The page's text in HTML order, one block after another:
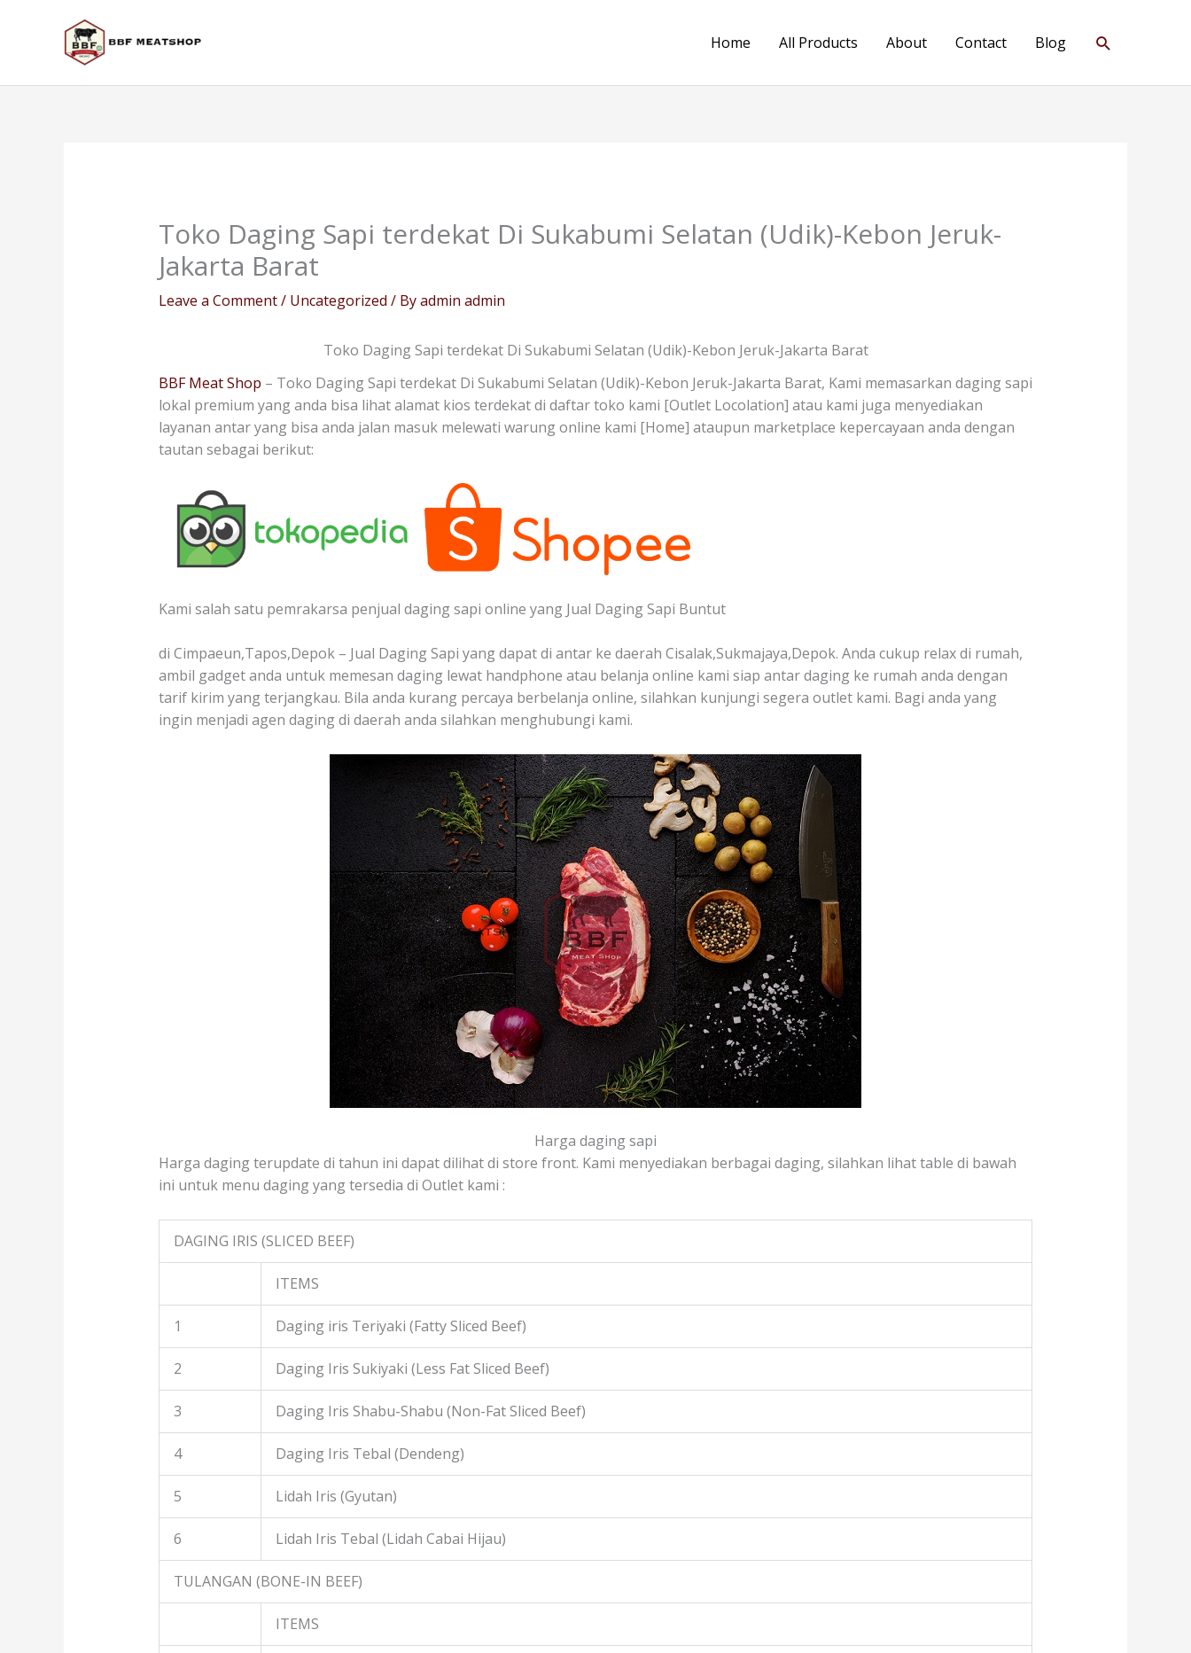
Home All Products About Contact Blog Search
Toko Daging Sapi terdekat Di Sukabumi Selatan (Udik)-Kebon Jeruk-
Jakarta Barat
Leave a Comment/ Uncategorized / Byadmin admin
Toko Daging Sapi terdekat Di Sukabumi Selatan (Udik)-Kebon Jeruk-Jakarta Barat
BBF Meat Shop – Toko Daging Sapi terdekat Di Sukabumi Selatan (Udik)-Kebon Jeruk-Jakarta Barat, Kami memasarkan daging sapi
lokal premium yang anda bisa lihat alamat kios terdekat di daftar toko kami [Outlet Locolation] atau kami juga menyediakan
layanan antar yang bisa anda jalan masuk melewati warung online kami [Home] ataupun marketplace kepercayaan anda dengan
tautan sebagai berikut:
Kami salah satu pemrakarsa penjual daging sapi online yang Jual Daging Sapi Buntut
di Cimpaeun,Tapos,Depok – Jual Daging Sapi yang dapat di antar ke daerah Cisalak,Sukmajaya,Depok. Anda cukup relax di rumah,
ambil gadget anda untuk memesan daging lewat handphone atau belanja online kami siap antar daging ke rumah anda dengan
tarif kirim yang terjangkau. Bila anda kurang percaya berbelanja online, silahkan kunjungi segera outlet kami. Bagi anda yang
ingin menjadi agen daging di daerah anda silahkan menghubungi kami.
Harga daging sapi
Harga daging terupdate di tahun ini dapat dilihat di store front. Kami menyediakan berbagai daging, silahkan lihat table di bawah
ini untuk menu daging yang tersedia di Outlet kami :
DAGING IRIS (SLICED BEEF)
ITEMS
1 Daging iris Teriyaki (Fatty Sliced Beef)
2 Daging Iris Sukiyaki (Less Fat Sliced Beef)
3 Daging Iris Shabu-Shabu (Non-Fat Sliced Beef)
4 Daging Iris Tebal (Dendeng)
5 Lidah Iris (Gyutan)
6 Lidah Iris Tebal (Lidah Cabai Hijau)
TULANGAN (BONE-IN BEEF)
ITEMS